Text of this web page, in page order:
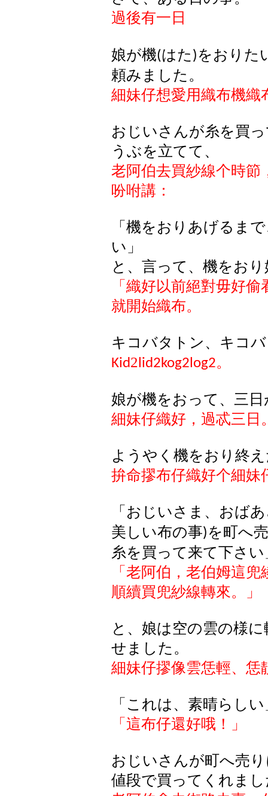
過後有一日
娘が機(はた ) をおりた
頼みました。
細妹仔想愛用織布機織
おじいさんが糸を買
うぶを立てて、
老阿伯去買紗線个時節
吩咐講：
「機をおりあげるま
い」
と、言って、機をお
「織好以前絕對毋好
就開始織布。
キコバタトン、キコ
Kid2lid2kog2log2。
娘が機をおって、三
細妹仔織好，過忒三日
ようやく機をおり終
拚命摎布仔織好个細妹
「おじいさま、おば
美しい布の事) を町へ
糸を買って来て下さい
「老阿伯，老伯姆這
順續買兜紗線轉來。」
と、娘は空の雲の様
せました。
細妹仔摎像雲恁輕、恁
「これは、素晴らしい
「這布仔還好哦！」
おじいさんが町へ売
値段で買ってくれま